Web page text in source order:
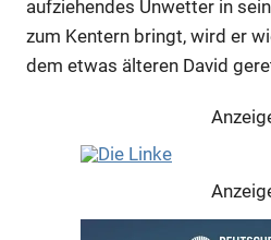
aufziehendes Unwetter in
zum Kentern bringt, wird er
dem etwas älteren David